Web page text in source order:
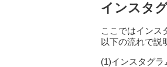
インスタ
ここではインス
以下の流れで説
(1)インスタグラ